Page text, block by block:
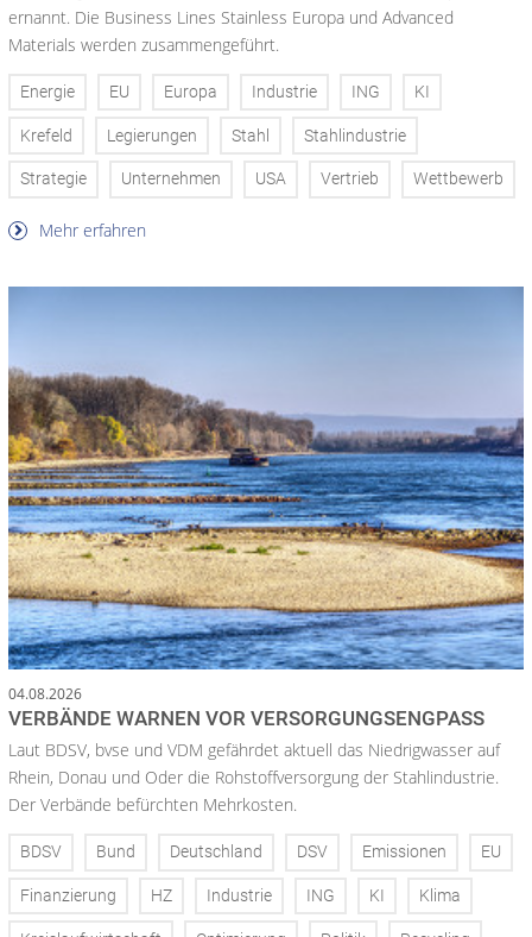
ernannt. Die Business Lines Stainless Europa und Advanced
Materials werden zusammengeführt.
Energie EU Europa Industrie ING KI
Krefeld Legierungen Stahl Stahlindustrie
Strategie Unternehmen USA Vertrieb Wettbewerb
Mehr erfahren
04.08.2026
VERBÄNDE WARNEN VOR VERSORGUNGSENGPASS
Laut BDSV, bvse und VDM gefährdet aktuell das Niedrigwasser auf
Rhein, Donau und Oder die Rohstoffversorgung der Stahlindustrie.
Der Verbände befürchten Mehrkosten.
BDSV Bund Deutschland DSV Emissionen EU
Finanzierung HZ Industrie ING KI Klima